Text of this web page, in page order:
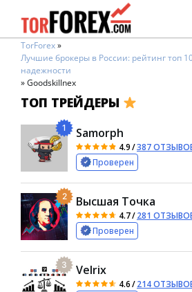
TorForex»
Лучшие брокеры в России: рейтинг топ
надежности
»Goodskillnex
ТОП ТРЕЙДЕРЫ
1 Samorph
4.9/387
Проверен
2 Высшая Точка
4.7/281
Проверен
3 Velrix
4.6/214